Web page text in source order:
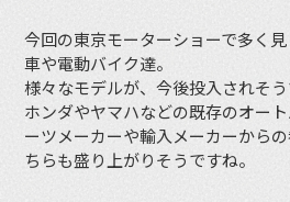
今回の東京モーターショーで多く
車や電動バイク達。
様々なモデルが、今後投入されそう
ホンダやヤマハなどの既存のオー
ーツメーカーや輸入メーカーから
ちらも盛り上がりそうですね。